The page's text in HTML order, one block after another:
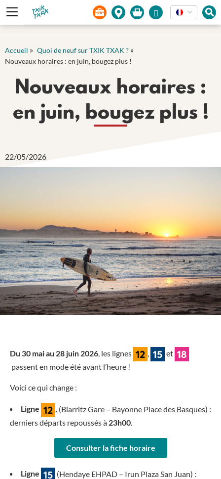
Panneau de gestion des cookies
Accueil » Quoi de neuf sur TXIK TXAK ? »
Nouveaux horaires : en juin, bougez plus !
Nouveaux horaires :
en juin, bougez plus !
22/05/2026
Du 30 mai au 28 juin 2026 , les lignes
et
passent en mode été avant l’heure !
Voici ce qui change :
Ligne , (Biarritz Gare – Bayonne Place des Basques) :
derniers départs repoussés à 23h00
Consulter la fiche horaire
Ligne
(Hendaye EHPAD – Irun Plaza San Juan) :